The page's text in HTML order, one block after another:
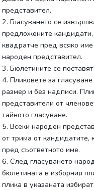
представител.
2. Гласуването се
предложените
квадратче пред всяко
народен представител.
3. Бюлетините се
4. Пликовете за
размер и без надписи.
представители от
тайното гласуване.
5. Всеки народен
от трима от кандидатите,
пред съответното име.
6. След гласуването
бюлетината в изборния
плика в указаната